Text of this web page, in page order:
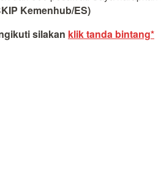
Kemenhub/ES)
silakan klik tanda bintang*